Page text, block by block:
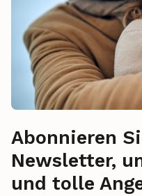
Abonnieren
Newsletter,
und tolle